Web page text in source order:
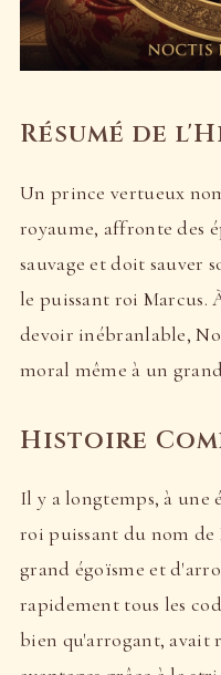
Résumé de
Un prince vertueux
royaume, affronte des
sauvage et doit sauver
le puissant roi Marcus.
devoir inébranlable,
moral même à un
Histoire
Il y a longtemps, à une
roi puissant du nom
grand égoïsme et
rapidement tous les
bien qu'arrogant, avait